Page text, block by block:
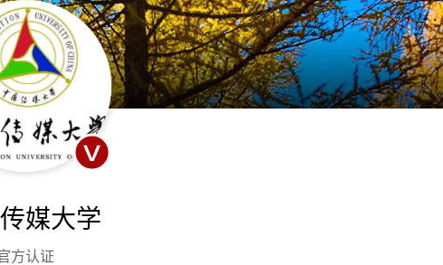
媒大学
方认证